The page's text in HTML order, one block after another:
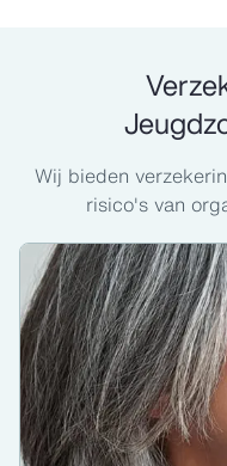
Wij bieden
risico's van